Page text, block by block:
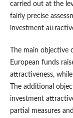
carried out at the
fairly precise
investment
The main
European funds
attractiveness,
The additional
investment
partial measures